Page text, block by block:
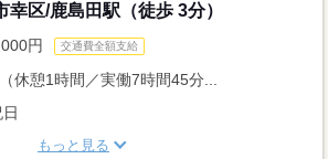
幸区/鹿島田駅（徒歩 3分）
円 交通費全額支給
休憩1時間／実働7時間45分...
もっと見る